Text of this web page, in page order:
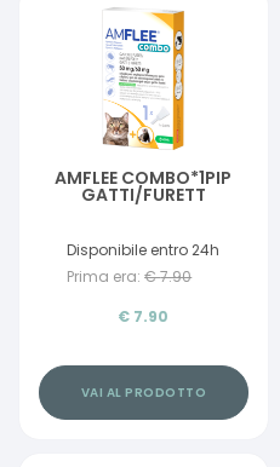
AMFLEE COMBO*1PIP
GATTI/FURETT
Disponibile entro 24h
Prima era: €7.90
€ 7.90
VAI AL PRODOTTO